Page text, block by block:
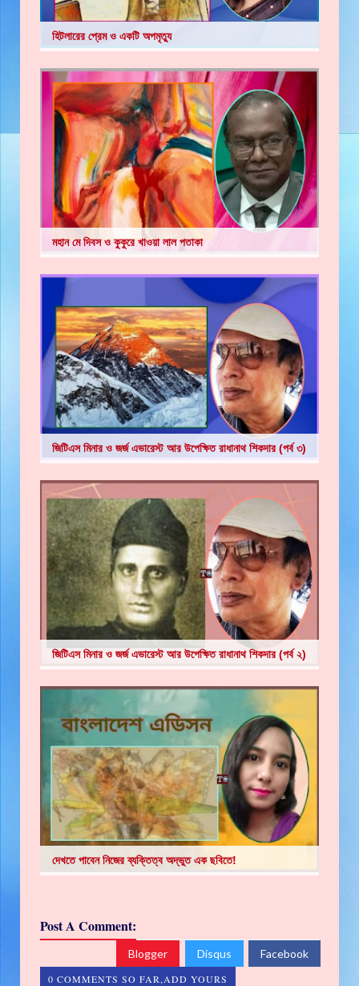
হিটলারের প্রেম ও একটি অপমৃত্যু
মহান মে দিবস ও কুকুরে খাওয়া লাল পতাকা
জিটিএস মিনার ও জর্জ এভারেস্ট আর উপেক্ষিত রাধানাথ শিকদার (পর্ব ৩)
জিটিএস মিনার ও জর্জ এভারেস্ট আর উপেক্ষিত রাধানাথ শিকদার (পর্ব ২)
দেখতে পাবেন নিজের ব্যক্তিত্ব অদ্ভুত এক ছবিতে!
Post A Comment:
Blogger Disqus Facebook
0 COMMENTS SO FAR,ADD YOURS